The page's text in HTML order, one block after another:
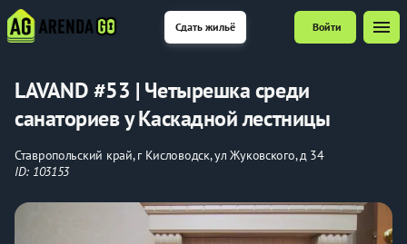
Сдать жильё Войти menu
LAVAND #53 | Четырешка среди
санаториев у Каскадной лестницы
Ставропольский край, г Кисловодск, ул Жуковского, д 34
ID: 103153